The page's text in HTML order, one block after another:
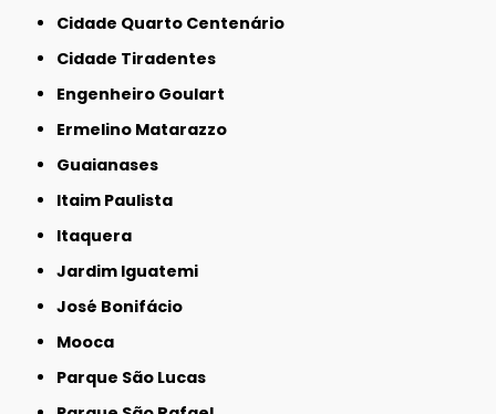
Cidade Quarto Centenário
Cidade Tiradentes
Engenheiro Goulart
Ermelino Matarazzo
Guaianases
Itaim Paulista
Itaquera
Jardim Iguatemi
José Bonifácio
Mooca
Parque São Lucas